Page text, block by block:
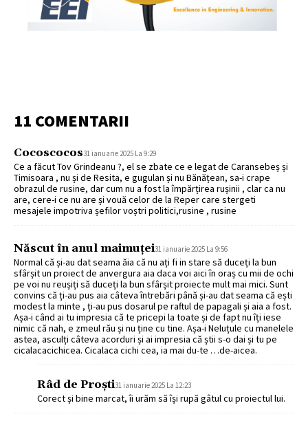
11 COMENTARII
Cocoscocos31 ianuarie 2025 La 9:29
Ce a făcut Tov Grindeanu ?, el se zbate ce e legat de Caransebeș și
Timisoara , nu și de Resita, e gugulan și nu Bănățean, sa-i crape
obrazul de rusine, dar cum nu a fost la împărțirea rușinii , clar ca nu
are, cere-i ce nu are și vouă celor de la Reper care stergeti
mesajele impotriva șefilor voștri politici,rusine , rusine
Născut în anul maimuței31 ianuarie 2025 La 9:56
Normal că și-au dat seama ăia că nu ați fi in stare să duceți la bun
sfârșit un proiect de anvergura aia daca voi aici în oraș cu mii de ochi
pe voi nu reușiți să duceți la bun sfârșit proiecte mult mai mici. Sunt
convins că ți-au pus aia câteva întrebări până și-au dat seama că ești
modest la minte , ți-au pus dosarul pe raftul de papagali și aia a fost.
Așa-i când ai tu impresia că te pricepi la toate și de fapt nu îți iese
nimic că nah, e zmeul rău și nu ține cu tine. Așa-i Neluțule cu manelele
astea, asculți câteva acorduri și ai impresia că știi s-o dai și tu pe
cicalacacichicea. Cicalaca cichi cea, ia mai du-te …de-aicea.
Râd de Proști31 ianuarie 2025 La 12:23
Corect și bine marcat, îi urăm să își rupă gâtul cu proiectul lui.